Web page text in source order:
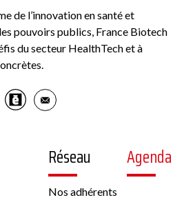
de l’innovation en santé et
pouvoirs publics, France Biotech
du secteur HealthTech et à
Réseau
Nos adhérents
Agenda